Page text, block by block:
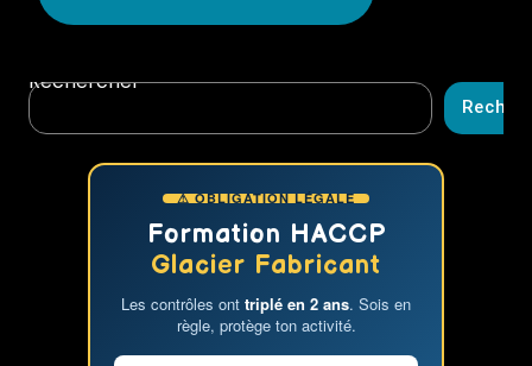
Rechercher
⚠ OBLIGATION LÉGALE
Formation HACCP
Glacier Fabricant
Les contrôles ont triplé en 2 ans. Sois en
règle, protège ton activité.